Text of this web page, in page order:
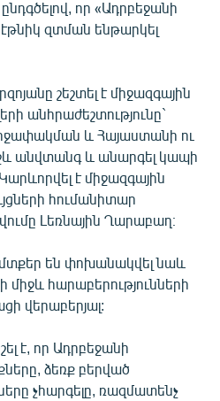
որ «Ադրբեջանի
զտման ենթարկել
շեշտել է միջազգային
անհրաժեշտությունը`
և Հայաստանի ու
անվտանգ և անարգել կապի
է միջազգային
հումանիտար
Լեռնային Ղարաբաղ։
են փոխանակվել նաև
հարաբերությունների
վերաբերյալ:
է, որ Ադրբեջանի
ձեռք բերված
չհարգելը, ռազմատենչ